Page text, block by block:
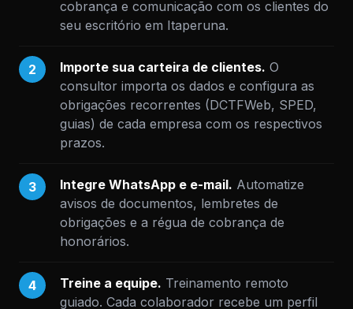
cobrança e comunicação com os clientes do
seu escritório em Itaperuna.
2 Importe sua carteira de clientes. O
consultor importa os dados e configura as
obrigações recorrentes (DCTFWeb, SPED,
guias) de cada empresa com os respectivos
prazos.
3 Integre WhatsApp e e-mail. Automatize
avisos de documentos, lembretes de
obrigações e a régua de cobrança de
honorários.
4 Treine a equipe. Treinamento remoto
guiado. Cada colaborador recebe um perfil